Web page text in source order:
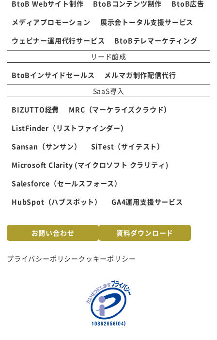
お問い合わせ 資料ダウンロード
プライバシーポリシークッキーポリシー
BtoB Webサイト制作
BtoBコンテンツ制作
BtoB広告
メディアプロモーション
展示会トータル支援サービス
ウェビナー運用代行サービス
BtoBテレマーケティング
リード醸成
BtoBインサイドセールス
メルマガ制作配信代行
SaaS導入
BIZUTTO経費
MRC（マーケライズクラウド）
ListFinder（リストファインダー）
Sansan（サンサン）
SiTest（サイテスト）
Microsoft Clarity (マイクロソフト クラリティ)
Salesforce（セールスフォース）
HubSpot（ハブスポット）
GA4運用支援サービス